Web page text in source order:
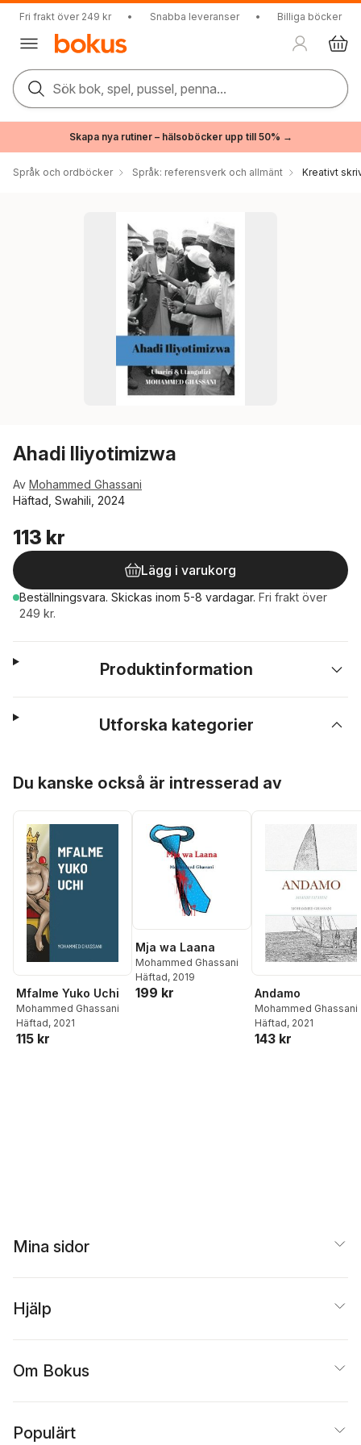
Fri frakt över 249 kr • Snabba leveranser • Billiga böcker
Sök bok, spel, pussel, penna...
Skapa nya rutiner – hälsoböcker upp till 50% →
Språk och ordböcker Språk: referensverk och allmänt Kreativt
Ahadi Iliyotimizwa
Av Mohammed Ghassani
Häftad, Swahili, 2024
113 kr
Lägg i varukorg
Beställningsvara. Skickas inom 5-8 vardagar. Fri frakt över
249 kr.
Produktinformation
Utforska kategorier
Du kanske också är intresserad av
Mfalme Yuko Uchi
Mohammed Ghassani
Häftad, 2021
115 kr
Mja wa Laana
Mohammed Ghassani
Häftad, 2019
199 kr Andamo
Mohammed Ghassani
Häftad, 2021
143 kr
Mina sidor
Hjälp
Om Bokus
Populärt